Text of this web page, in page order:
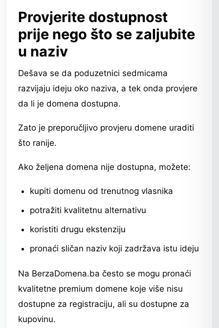
Provjerite dostupnost
prije nego što se zaljubite
u naziv
Dešava se da poduzetnici sedmicama
razvijaju ideju oko naziva, a tek onda provjere
da li je domena dostupna.
Zato je preporučljivo provjeru domene uraditi
što ranije.
Ako željena domena nije dostupna, možete:
kupiti domenu od trenutnog vlasnika
potražiti kvalitetnu alternativu
koristiti drugu ekstenziju
pronaći sličan naziv koji zadržava istu ideju
Na BerzaDomena.ba često se mogu pronaći
kvalitetne premium domene koje više nisu
dostupne za registraciju, ali su dostupne za
kupovinu.